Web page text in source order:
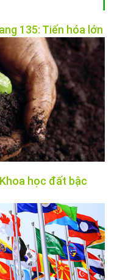
135: Tiến hóa lớn
học đất bậc